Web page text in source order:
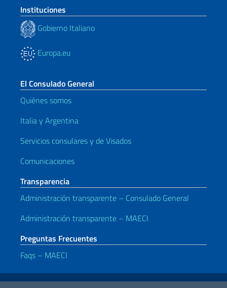
Instituciones
Gobierno Italiano
Europa.eu
El Consulado General
Quiénes somos
Italia y Argentina
Servicios consulares y de Visados
Comunicaciones
Transparencia
Administración transparente – Consulado General
Administración transparente – MAECI
Preguntas Frecuentes
Faqs – MAECI
Enlaces útiles